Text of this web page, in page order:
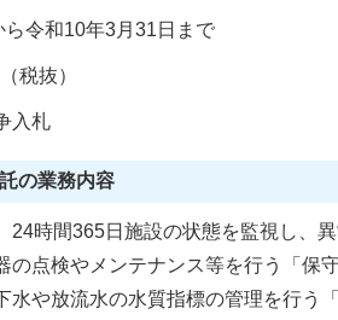
ら令和10年3月31日まで
税抜）
入札
の業務内容
24時間365日施設の状態を監視し、
の点検やメンテナンス等を行う「保
水や放流水の水質指標の管理を行う